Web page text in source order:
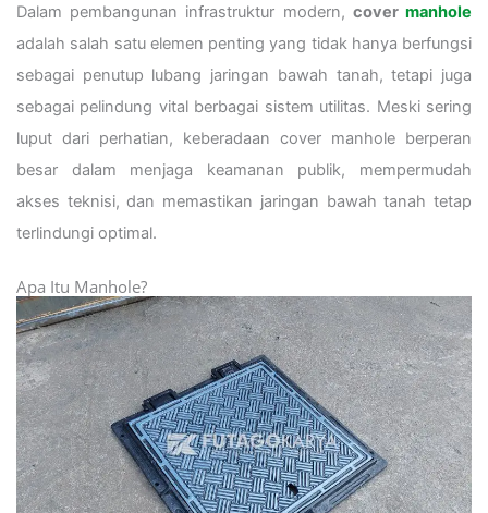
Dalam pembangunan infrastruktur modern, covermanhole
adalah salah satu elemen penting yang tidak hanya berfungsi
sebagai penutup lubang jaringan bawah tanah, tetapi juga
sebagai pelindung vital berbagai sistem utilitas. Meski sering
luput dari perhatian, keberadaan cover manhole berperan
besar dalam menjaga keamanan publik, mempermudah
akses teknisi, dan memastikan jaringan bawah tanah tetap
terlindungi optimal.
Apa Itu Manhole?